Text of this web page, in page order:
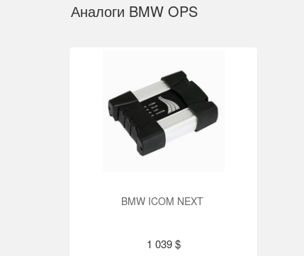
Аналоги BMW OPS
BMW ICOM NEXT
1 039 $